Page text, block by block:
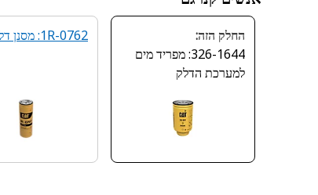
החלק הזה:
326-1644: מפריד מים
למערכת הדלק
1R-0762: מסנן דלק מנוע